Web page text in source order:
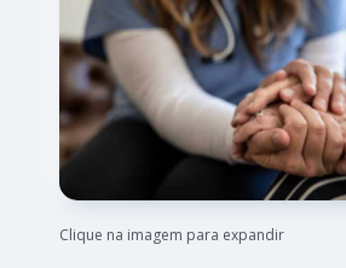
Clique na imagem para expandir